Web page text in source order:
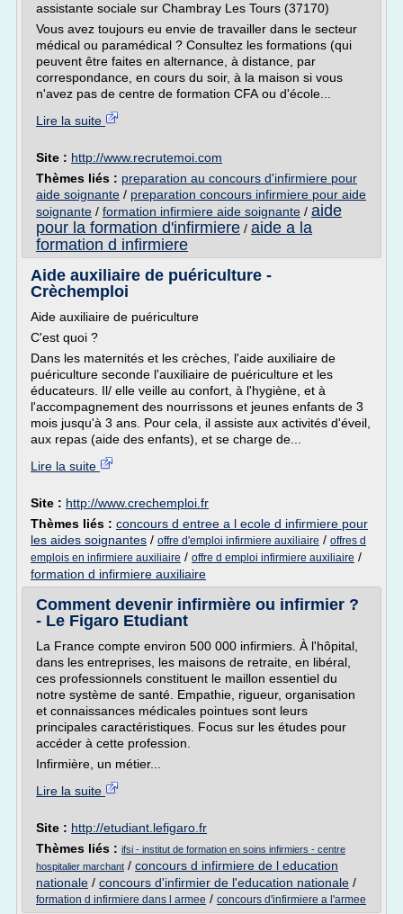
assistante sociale sur Chambray Les Tours (37170)
Vous avez toujours eu envie de travailler dans le secteur
médical ou paramédical ? Consultez les formations (qui
peuvent être faites en alternance, à distance, par
correspondance, en cours du soir, à la maison si vous
n'avez pas de centre de formation CFA ou d'école...
Lire la suite
Site : http://www.recrutemoi.com
Thèmes liés : preparation au concours d'infirmiere pour
aide soignante / preparation concours infirmiere pour aide
soignante / formation infirmiere aide soignante / aide
pour la formation d'infirmiere / aide a la
formation d infirmiere
Aide auxiliaire de puériculture -
Crèchemploi
Aide auxiliaire de puériculture
C'est quoi ?
Dans les maternités et les crèches, l'aide auxiliaire de
puériculture seconde l'auxiliaire de puériculture et les
éducateurs. Il/ elle veille au confort, à l'hygiène, et à
l'accompagnement des nourrissons et jeunes enfants de 3
mois jusqu'à 3 ans. Pour cela, il assiste aux activités d'éveil,
aux repas (aide des enfants), et se charge de...
Lire la suite
Site : http://www.crechemploi.fr
Thèmes liés : concours d entree a l ecole d infirmiere pour
les aides soignantes / offre d'emploi infirmiere auxiliaire / offres d
emplois en infirmiere auxiliaire / offre d emploi infirmiere auxiliaire /
formation d infirmiere auxiliaire
Comment devenir infirmière ou infirmier ?
- Le Figaro Etudiant
La France compte environ 500 000 infirmiers. À l'hôpital,
dans les entreprises, les maisons de retraite, en libéral,
ces professionnels constituent le maillon essentiel du
notre système de santé. Empathie, rigueur, organisation
et connaissances médicales pointues sont leurs
principales caractéristiques. Focus sur les études pour
accéder à cette profession.
Infirmière, un métier...
Lire la suite
Site : http://etudiant.lefigaro.fr
Thèmes liés : ifsi - institut de formation en soins infirmiers - centre
hospitalier marchant / concours d infirmiere de l education
nationale / concours d'infirmier de l'education nationale /
formation d infirmiere dans l armee / concours d'infirmiere a l'armee